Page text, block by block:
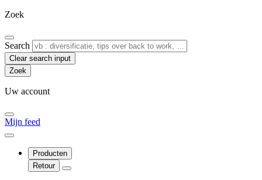
Zoek
Search
Clear search input
Uw account
Mijn feed
Producten
Retour